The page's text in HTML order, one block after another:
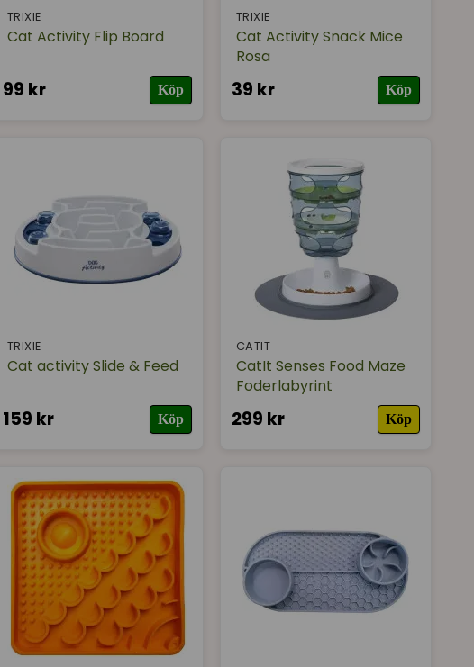
TRIXIE
Cat Activity Flip Board
99 kr Köp
TRIXIE
Cat Activity Snack Mice
Rosa
39 kr Köp
TRIXIE
Cat activity Slide & Feed
159 kr Köp
CATIT
CatIt Senses Food Maze
Foderlabyrint
299 kr Köp